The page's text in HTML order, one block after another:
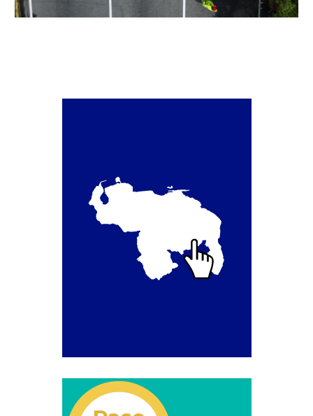
Segundo Grado (2°) – (Mayores de 18 años).
Renovación de Licencia para Conducir (Servicio
Automatizado).
Licencia para Conducir – Servicio Frecuente
Llamado a Concurso Abierto
Recaudos y requisitos para cambio de motivo de un